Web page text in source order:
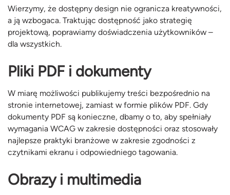
Wierzymy, że dostępny design nie ogranicza kreatywności,
a ją wzbogaca. Traktując dostępność jako strategię
projektową, poprawiamy doświadczenia użytkowników –
dla wszystkich.
Pliki PDF i dokumenty
W miarę możliwości publikujemy treści bezpośrednio na
stronie internetowej, zamiast w formie plików PDF. Gdy
dokumenty PDF są konieczne, dbamy o to, aby spełniały
wymagania WCAG w zakresie dostępności oraz stosowały
najlepsze praktyki branżowe w zakresie zgodności z
czytnikami ekranu i odpowiedniego tagowania.
Obrazy i multimedia